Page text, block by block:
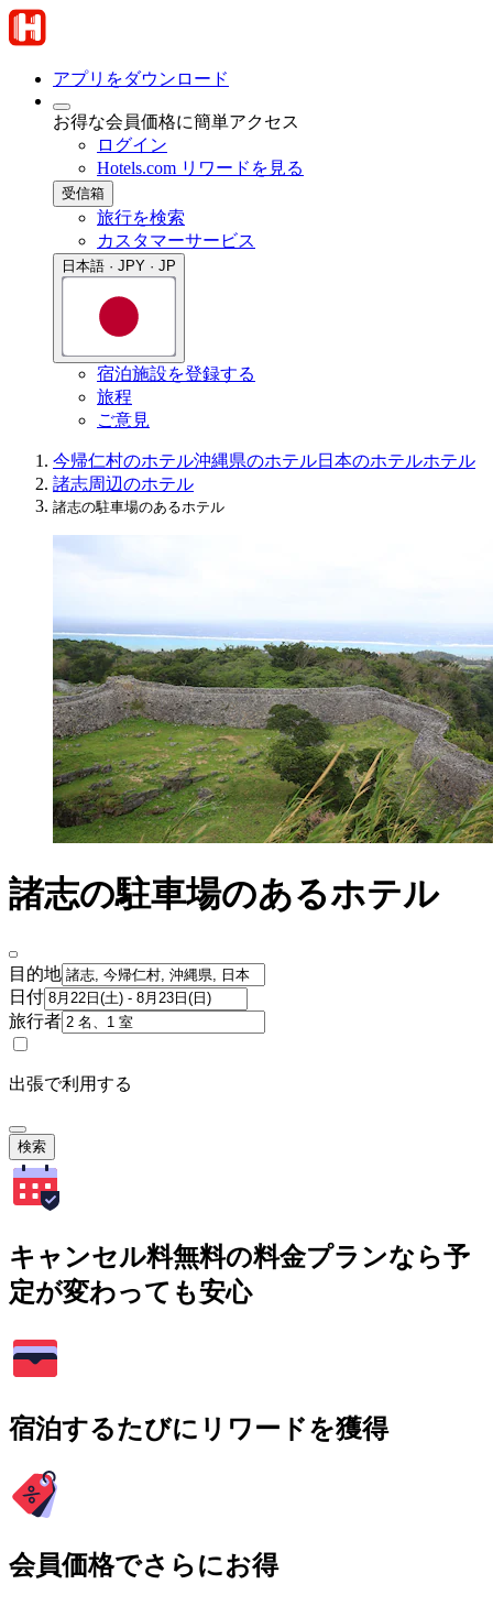
アプリをダウンロード
お得な会員価格に簡単アクセス
ログイン
Hotels.com リワードを見る
受信箱
旅行を検索
カスタマーサービス
日本語 · JPY · JP
宿泊施設を登録する
旅程
ご意見
今帰仁村のホテル沖縄県のホテル日本のホテルホテル
諸志周辺のホテル
諸志の駐車場のあるホテル
諸志の駐車場のあるホテル
目的地
日付
旅行者
出張で利用する
検索
キャンセル料無料の料金プランなら予
定が変わっても安心
宿泊するたびにリワードを獲得
会員価格でさらにお得